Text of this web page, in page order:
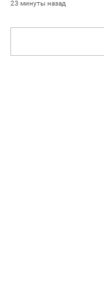
23 минуты назад